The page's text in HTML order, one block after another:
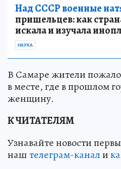
Над СССР военные
пришельцев: как
искала и изучала
НАУКА
В Самаре жители
в месте, где в прошлом
женщину.
К ЧИТАТЕЛЯМ
Узнавайте новости
наштелеграм-канали